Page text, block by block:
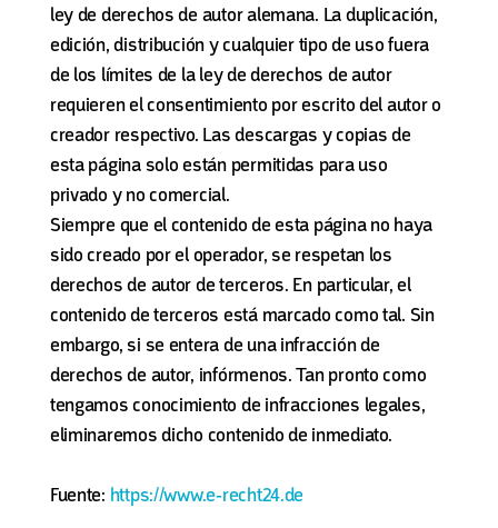
ley de derechos de autor alemana. La duplicación,
edición, distribución y cualquier tipo de uso fuera
de los límites de la ley de derechos de autor
requieren el consentimiento por escrito del autor o
creador respectivo. Las descargas y copias de
esta página solo están permitidas para uso
privado y no comercial.
Siempre que el contenido de esta página no haya
sido creado por el operador, se respetan los
derechos de autor de terceros. En particular, el
contenido de terceros está marcado como tal. Sin
embargo, si se entera de una infracción de
derechos de autor, infórmenos. Tan pronto como
tengamos conocimiento de infracciones legales,
eliminaremos dicho contenido de inmediato.
Fuente: https://www.e-recht24.de